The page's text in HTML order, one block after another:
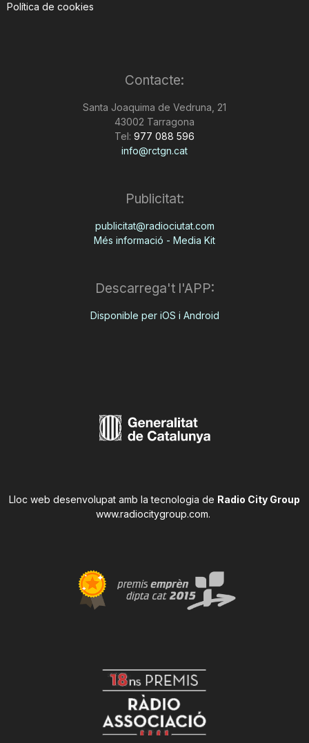
Política de cookies
Contacte:
Santa Joaquima de Vedruna, 21
43002 Tarragona
Tel: 977 088 596
info@rctgn.cat
Publicitat:
publicitat@radiociutat.com
Més informació - Media Kit
Descarrega't l'APP:
Disponible per iOS i Android
Lloc web desenvolupat amb la tecnologia de Radio City Group
www.radiocitygroup.com.